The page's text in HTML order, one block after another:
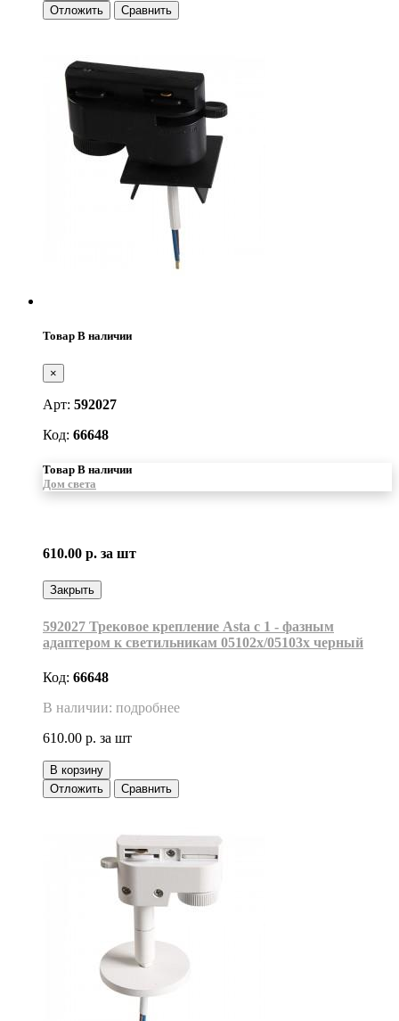
Отложить
Сравнить
Товар В наличии
×
Арт: 592027
Код: 66648
Товар В наличии
Дом света
610.00 р. за шт
Закрыть
592027 Трековое крепление Asta с 1 - фазным
адаптером к светильникам 05102х/05103х черный
Код: 66648
В наличии: подробнее
610.00 р. за шт
В корзину
Отложить
Сравнить